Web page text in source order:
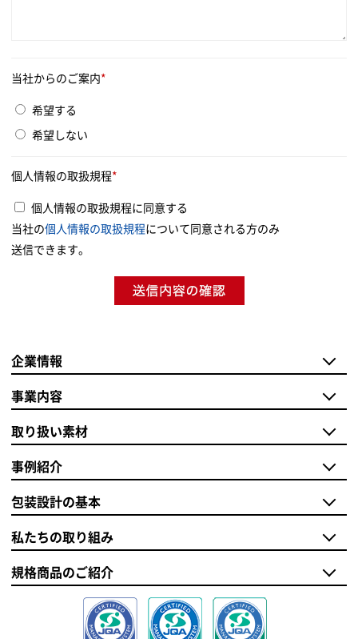
当社からのご案内*
希望する
希望しない
個人情報の取扱規程*
個人情報の取扱規程に同意する
当社の個人情報の取扱規程について同意される方のみ
送信できます。
企業情報
事業内容
取り扱い素材
事例紹介
包装設計の基本
私たちの取り組み
規格商品のご紹介